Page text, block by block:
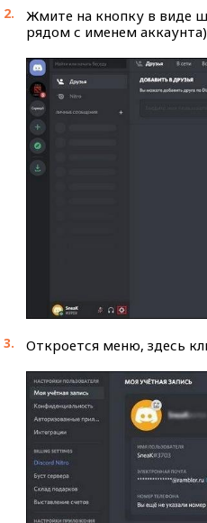
Жмите на кнопку в виде
рядом с именем
Откроется меню, здесь